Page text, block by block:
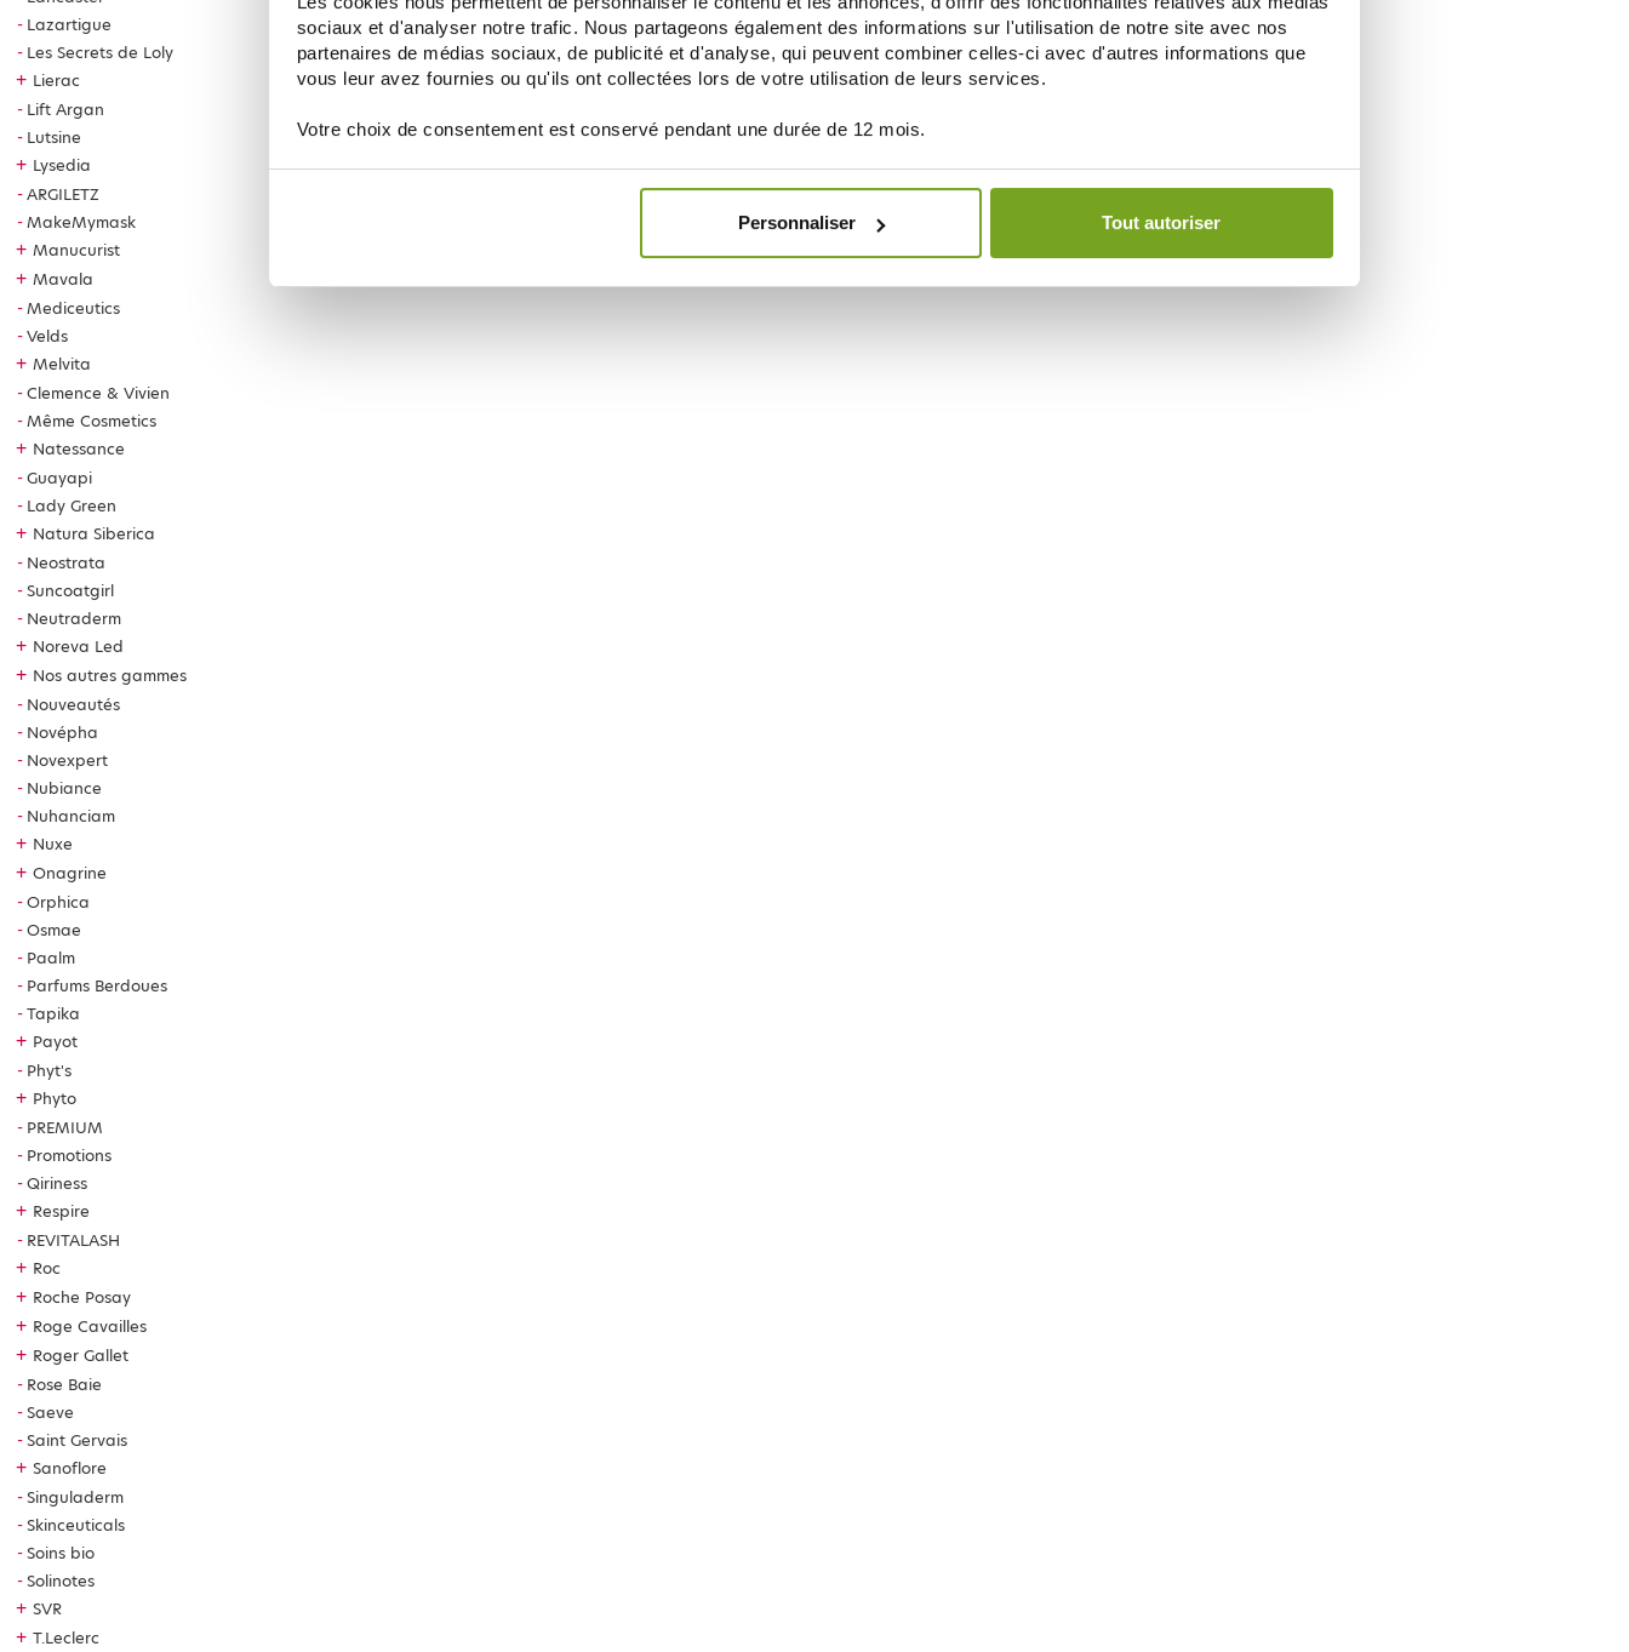
sociaux et d'analyser notre trafic. Nous partageons également des informations sur l'utilisation de notre site avec nos
partenaires de médias sociaux, de publicité et d'analyse, qui peuvent combiner celles-ci avec d'autres informations que
vous leur avez fournies ou qu'ils ont collectées lors de votre utilisation de leurs services.
Votre choix de consentement est conservé pendant une durée de 12 mois.
Personnaliser Tout autoriser
Lazartigue
Les Secrets de Loly
+ Lierac
Lift Argan
Lutsine
+ Lysedia
ARGILETZ
MakeMymask
+ Manucurist
+ Mavala
Mediceutics
Velds
+ Melvita
Clemence & Vivien
Même Cosmetics
+ Natessance
Guayapi
Lady Green
+ Natura Siberica
Neostrata
Suncoatgirl
Neutraderm
+ Noreva Led
+ Nos autres gammes
Nouveautés
Novépha
Novexpert
Nubiance
Nuhanciam
+ Nuxe
+ Onagrine
Orphica
Osmae
Paalm
Parfums Berdoues
Tapika
+ Payot
Phyt's
+ Phyto
PREMIUM
Promotions
Qiriness
+ Respire
REVITALASH
+ Roc
+ Roche Posay
+ Roge Cavailles
+ Roger Gallet
Rose Baie
Saeve
Saint Gervais
+ Sanoflore
Singuladerm
Skinceuticals
Soins bio
Solinotes
+ SVR
+ T.Leclerc